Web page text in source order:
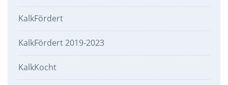
KalkFördert
KalkFördert 2019-2023
KalkKocht